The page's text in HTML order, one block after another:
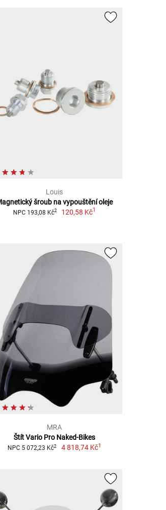
Louis
šroub na vypouštění oleje
NPC 193,08 Kč2 120,58 Kč1
MRA
Štít Vario Pro Naked-Bikes
NPC 5 072,23 Kč2 4 818,74 Kč1